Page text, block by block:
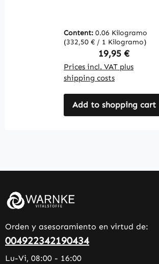
cantidad diaria
recomendada | Warnke
Vitalstoffe
Content: 0.06 Kilogramo
(332,50 € / 1 Kilogramo)
Regular price:
19,95 €
Prices incl. VAT plus
shipping costs
Add to shopping cart
Orden y asesoramiento en virtud de:
004922342190434
Lu-Vi, 08:00 - 16:00